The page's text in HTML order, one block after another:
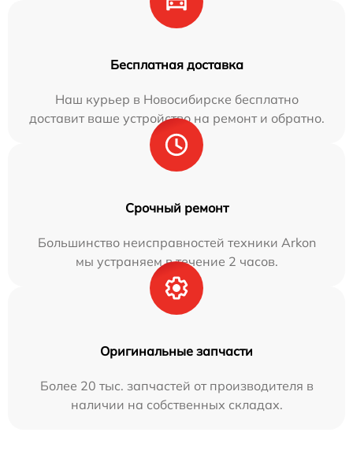
Бесплатная доставка
Наш курьер в Новосибирске бесплатно
доставит ваше устройство на ремонт и обратно.
Срочный ремонт
Большинство неисправностей техники Arkon
мы устраняем в течение 2 часов.
Оригинальные запчасти
Более 20 тыс. запчастей от производителя в
наличии на собственных складах.